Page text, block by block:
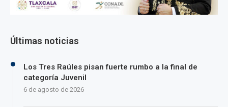
Últimas noticias
Los Tres Raúles pisan fuerte rumbo a la final de
categoría Juvenil
6 de agosto de 2026